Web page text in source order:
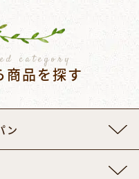
category
商品を探す
ン